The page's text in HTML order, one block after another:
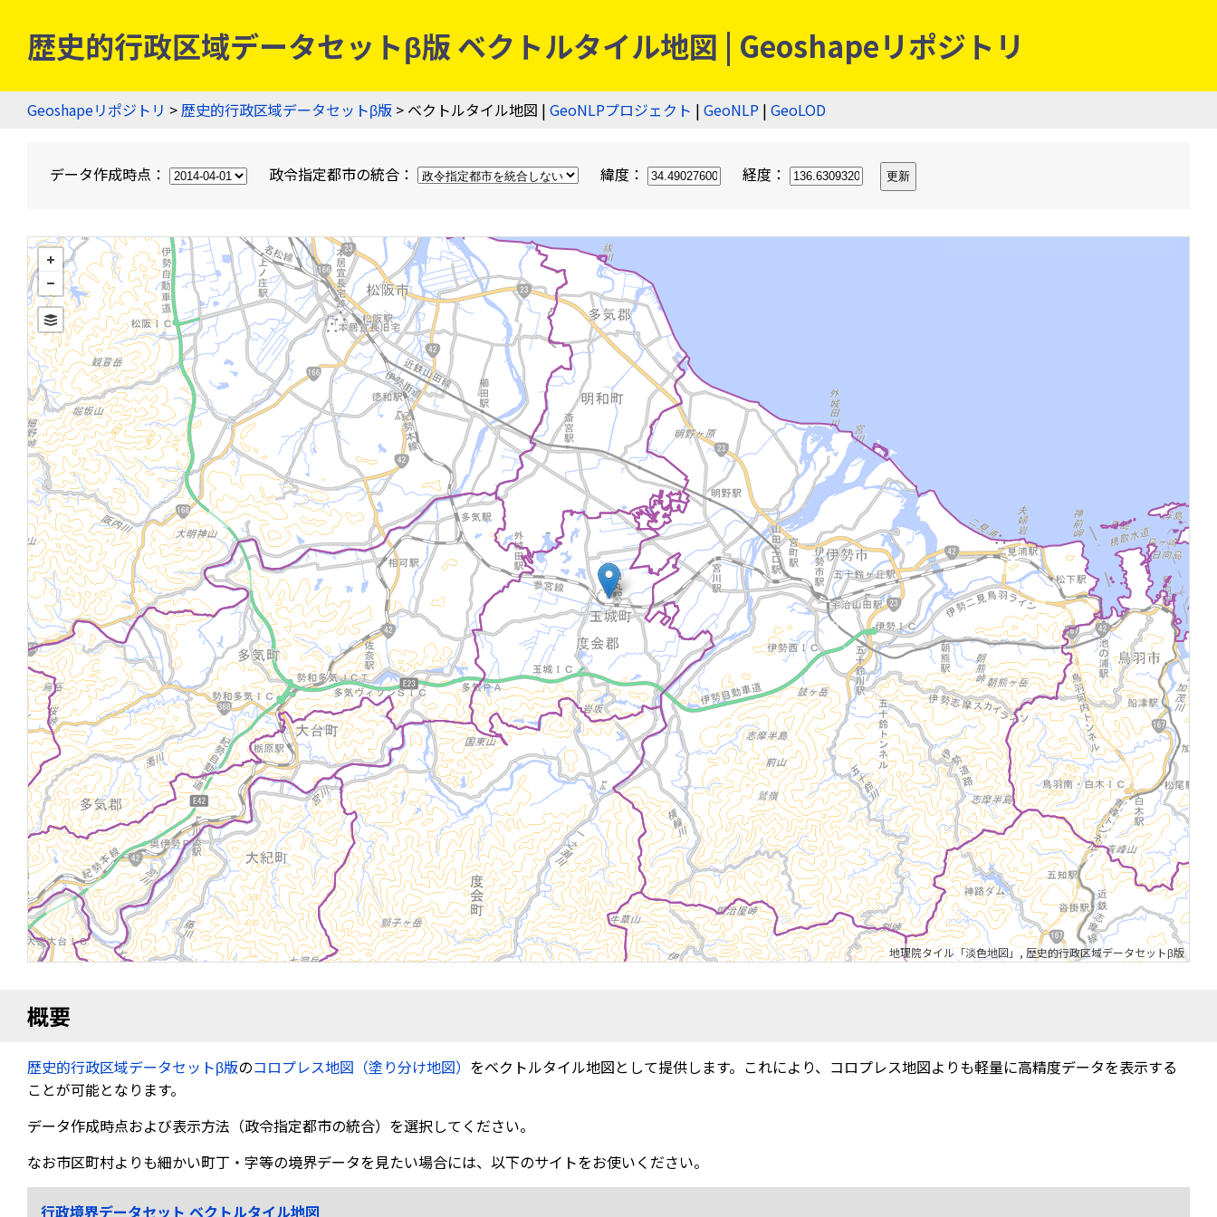
歴史的行政区域データセットβ版 ベクトルタイル地図 | Geoshapeリポジトリ
Geoshapeリポジトリ >歴史的行政区域データセットβ版 > ベクトルタイル地図 | GeoNLPプロジェクト | GeoNLP | GeoLOD
データ作成時点： 政令指定都市の統合： 緯度： 経度：
地理院タイル「淡色地図」,歴史的行政区域データセットβ版
概要
歴史的行政区域データセットβ版のコロプレス地図（塗り分け地図） をベクトルタイル地図として提供します。これにより、コロプレス地図よりも軽量に高精度データを表示する
ことが可能となります。
データ作成時点および表示方法（政令指定都市の統合）を選択してください。
なお市区町村よりも細かい町丁・字等の境界データを見たい場合には、以下のサイトをお使いください。
行政境界データセット ベクトルタイル地図